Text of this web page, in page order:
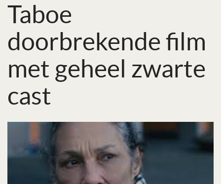
Taboe
doorbrekende film
met geheel zwarte
cast